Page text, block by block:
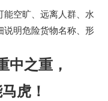
能空旷、远离人群、水
明危险货物名称、形
中之重，
虎！